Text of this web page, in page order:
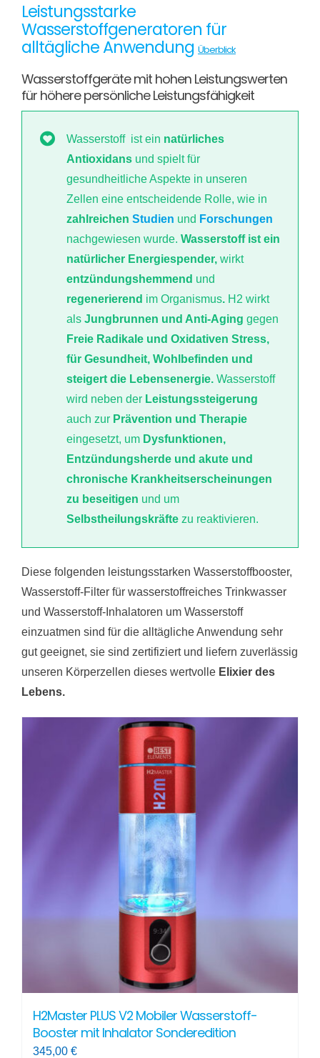
Leistungsstarke
Wasserstoffgeneratoren für
alltägliche Anwendung Überblick
Wasserstoffgeräte mit hohen Leistungswerten
für höhere persönliche Leistungsfähigkeit
Wasserstoff ist ein natürliches
Antioxidansund spielt für
gesundheitliche Aspekte in unseren
Zellen eine entscheidende Rolle, wie in
zahlreichen Studien und Forschungen
nachgewiesen wurde. Wasserstoff ist ein
natürlicher Energiespender, wirkt
entzündungshemmend und
regenerierend im Organismus. H2 wirkt
als Jungbrunnen und Anti-Aging gegen
Freie Radikale und Oxidativen Stress,
für Gesundheit, Wohlbefinden und
steigert die Lebensenergie.Wasserstoff
wird neben derLeistungssteigerung
auch zurPrävention und Therapie
eingesetzt, umDysfunktionen,
Entzündungsherde und akute und
chronische Krankheitserscheinungen
zu beseitigen und um
Selbstheilungskräftezu reaktivieren.
Diese folgenden leistungsstarken Wasserstoffbooster,
Wasserstoff-Filter für wasserstoffreiches Trinkwasser
und Wasserstoff-Inhalatoren um Wasserstoff
einzuatmen sind für die alltägliche Anwendung sehr
gut geeignet, sie sind zertifiziert und liefern zuverlässig
unseren Körperzellen dieses wertvolle Elixier des
Lebens.
H2Master PLUS V2 Mobiler Wasserstoff-
Booster mit Inhalator Sonderedition
345,00 €